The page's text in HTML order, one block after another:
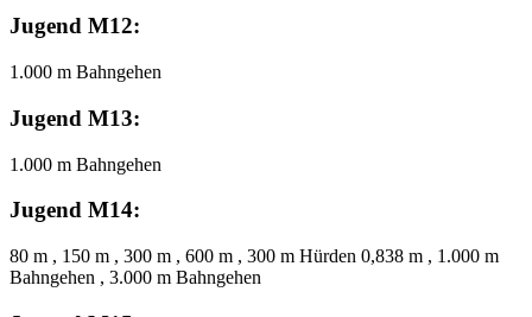
Jugend M12:
1.000 m Bahngehen
Jugend M13:
1.000 m Bahngehen
Jugend M14:
80 m , 150 m , 300 m , 600 m , 300 m Hürden 0,838 m , 1.000 m
Bahngehen , 3.000 m Bahngehen